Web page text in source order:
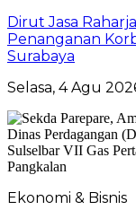
Dirut Jasa
Penanganan
Surabaya
Selasa, 4 Agu
Ekonomi & Bisnis